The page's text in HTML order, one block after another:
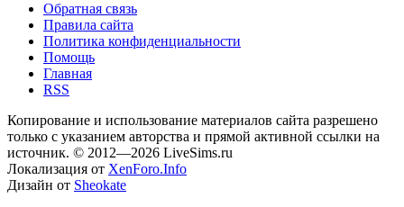
Обратная связь
Правила сайта
Политика конфиденциальности
Помощь
Главная
RSS
Копирование и использование материалов сайта разрешено
только с указанием авторства и прямой активной ссылки на
источник. © 2012—2026 LiveSims.ru
Локализация от XenForo.Info
Дизайн от Sheokate